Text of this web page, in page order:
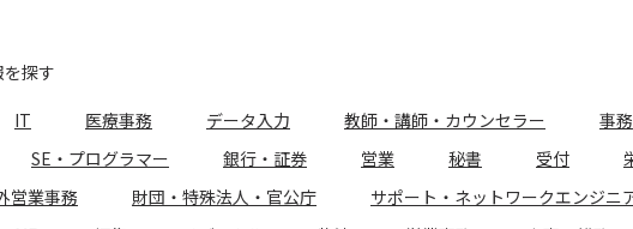
探す
IT 医療事務 データ入力 教師・講師・カウンセラー 事務
SE・プログラマー 銀行・証券 営業 秘書 受付
営業事務 財団・特殊法人・官公庁 サポート・ネットワークエンジニ